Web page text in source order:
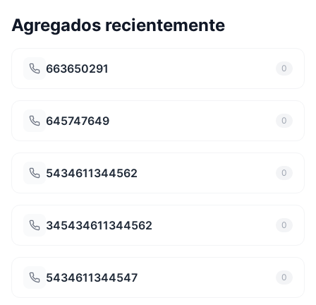
Agregados recientemente
663650291 0
645747649 0
5434611344562 0
345434611344562 0
5434611344547 0